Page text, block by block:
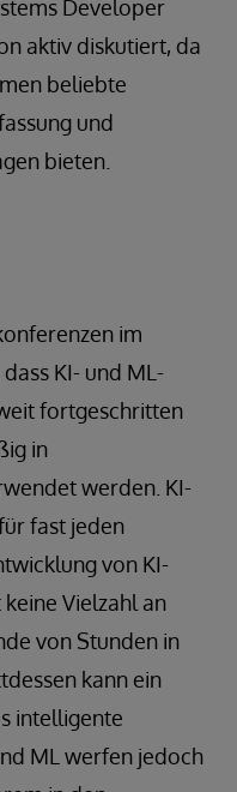
Developer
aktiv diskutiert, da
beliebte
und
bieten.
im
KI- und ML-
fortgeschritten
in
werden. KI-
fast jeden
von KI-
Vielzahl an
von Stunden in
kann ein
intelligente
ML werfen jedoch